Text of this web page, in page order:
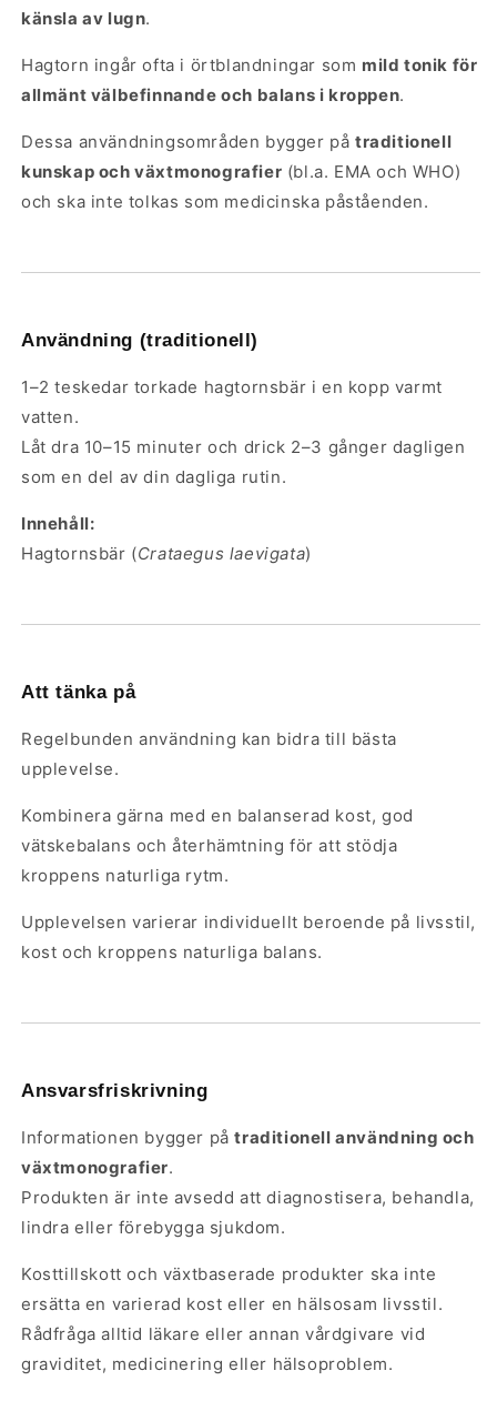
känsla av lugn.
Hagtorn ingår ofta i örtblandningar som mild tonik för
allmänt välbefinnande och balans i kroppen.
Dessa användningsområden bygger på traditionell
kunskap och växtmonografier (bl.a. EMA och WHO)
och ska inte tolkas som medicinska påståenden.
Användning (traditionell)
1–2 teskedar torkade hagtornsbär i en kopp varmt
vatten.
Låt dra 10–15 minuter och drick 2–3 gånger dagligen
som en del av din dagliga rutin.
Innehåll:
Hagtornsbär (Crataegus laevigata)
Att tänka på
Regelbunden användning kan bidra till bästa
upplevelse.
Kombinera gärna med en balanserad kost, god
vätskebalans och återhämtning för att stödja
kroppens naturliga rytm.
Upplevelsen varierar individuellt beroende på livsstil,
kost och kroppens naturliga balans.
Ansvarsfriskrivning
Informationen bygger påtraditionell användning och
växtmonografier.
Produkten är inte avsedd att diagnostisera, behandla,
lindra eller förebygga sjukdom.
Kosttillskott och växtbaserade produkter ska inte
ersätta en varierad kost eller en hälsosam livsstil.
Rådfråga alltid läkare eller annan vårdgivare vid
graviditet, medicinering eller hälsoproblem.